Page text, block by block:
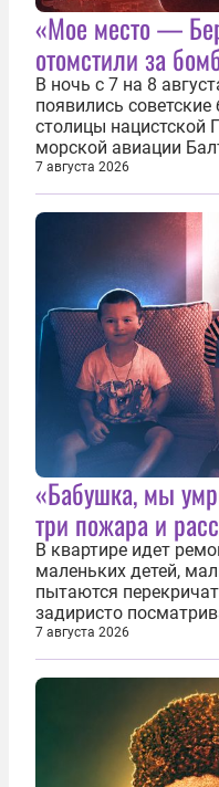
«Мое место —
отомстили за
В ночь с 7 на 8
появились
столицы
морской авиации
сбросили бомбы на
жил в полной
далеко на востоке,
7 августа 2026
«Бабушка, мы
три пожара и
В квартире идет
маленьких детей,
пытаются
задиристо
им замечание, но
сердится невсерьез.
сверлит противно, но
7 августа 2026